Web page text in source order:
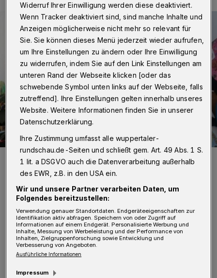
Christoph Humburg (bei einem Besuch im Kinderhospiz /
Archivbild).
D ie Caritasvorstände Dr. Christoph
Humburg und Dr. Wolfgang Kues und
Diakoniedirektor Dr. Martin Hamburger: „Bis
Widerruf Ihrer Einwilligung werden diese deaktiviert.
Wenn Tracker deaktiviert sind, sind manche Inhalte und
Anzeigen möglicherweise nicht mehr so relevant für
Sie. Sie können dieses Menü jederzeit wieder aufrufen,
um Ihre Einstellungen zu ändern oder Ihre Einwilligung
zu widerrufen, indem Sie auf den Link Einstellungen am
unteren Rand der Webseite klicken [oder das
schwebende Symbol unten links auf der Webseite, falls
zutreffend]. Ihre Einstellungen gelten innerhalb unseres
Website. Weitere Informationen finden Sie in unserer
Datenschutzerklärung.
Ihre Zustimmung umfasst alle wuppertaler-
rundschau.de-Seiten und schließt gem. Art. 49 Abs. 1 S.
1 lit. a DSGVO auch die Datenverarbeitung außerhalb
des EWR, z.B. in den USA ein.
Wir und unsere Partner verarbeiten Daten, um
Folgendes bereitzustellen:
Verwendung genauer Standortdaten. Endgeräteeigenschaften zur
Identifikation aktiv abfragen. Speichern von oder Zugriff auf
Informationen auf einem Endgerät. Personalisierte Werbung und
Inhalte, Messung von Werbeleistung und der Performance von
Inhalten, Zielgruppenforschung sowie Entwicklung und
Verbesserung von Angeboten.
Ausführliche Informationen
Impressum